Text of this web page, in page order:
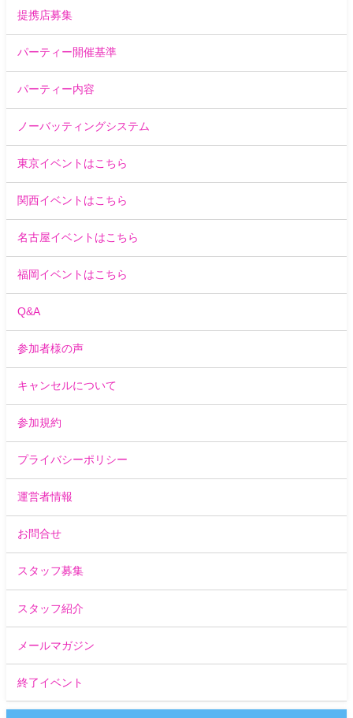
提携店募集
パーティー開催基準
パーティー内容
ノーバッティングシステム
東京イベントはこちら
関西イベントはこちら
名古屋イベントはこちら
福岡イベントはこちら
Q&A
参加者様の声
キャンセルについて
参加規約
プライバシーポリシー
運営者情報
お問合せ
スタッフ募集
スタッフ紹介
メールマガジン
終了イベント